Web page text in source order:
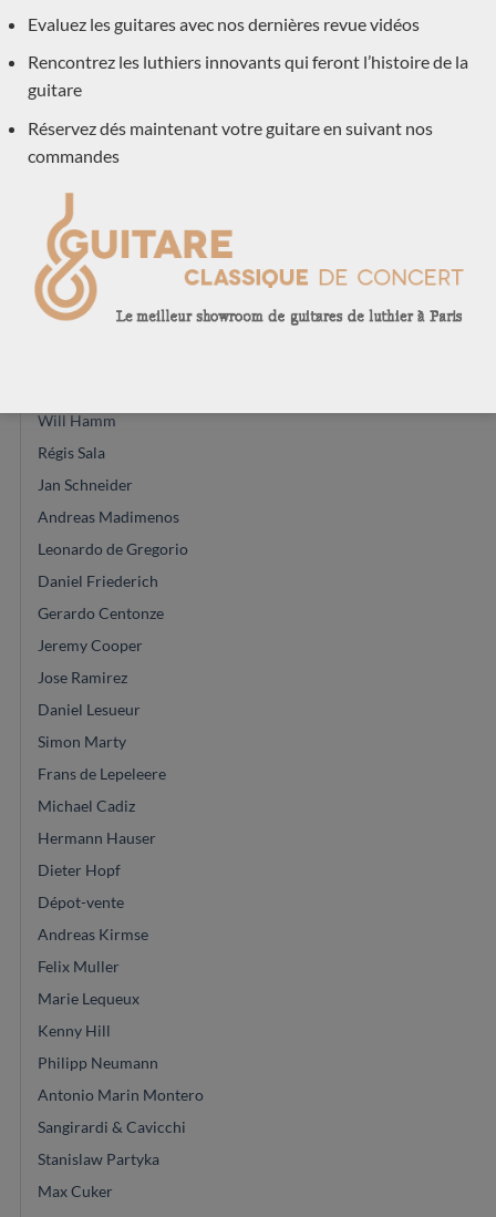
Luthiers
Robin Moyes
Dennis Tolz
François Régis Léonard
David Pelter
Dan Kellaway
arrivée ce mois
Eugenio Naso
Paul Lazzarini
John Price
Will Hamm
Régis Sala
Jan Schneider
Andreas Madimenos
Leonardo de Gregorio
Daniel Friederich
Gerardo Centonze
Jeremy Cooper
Jose Ramirez
Daniel Lesueur
Simon Marty
Frans de Lepeleere
Michael Cadiz
Hermann Hauser
Dieter Hopf
Dépot-vente
Andreas Kirmse
Felix Muller
Marie Lequeux
Kenny Hill
Philipp Neumann
Antonio Marin Montero
Sangirardi & Cavicchi
Stanislaw Partyka
Max Cuker
Evaluez les guitares avec nos dernières revue vidéos
Rencontrez les luthiers innovants qui feront l’histoire de la
guitare
Réservez dés maintenant votre guitare en suivant nos
commandes